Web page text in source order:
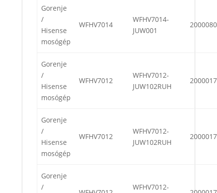
Gorenje
/
Hisense
mosógép
WFHV7014
WFHV7014-
JUW001
Gorenje
/
Hisense
mosógép
WFHV7012
WFHV7012-
JUW102RUH
Gorenje
/
Hisense
mosógép
WFHV7012
WFHV7012-
JUW102RUH
Gorenje
/
WFHV7012-